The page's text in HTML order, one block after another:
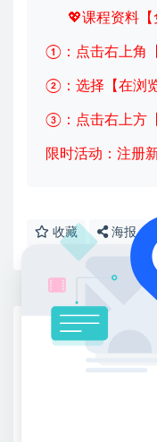
💖课程资料
①：点击右上角
②：选择【在浏
③：点击右上
限时活动：注册
收藏 海报
网赚基地简介
站长微信：无
❤本站：本站整合
类&副业类，资源